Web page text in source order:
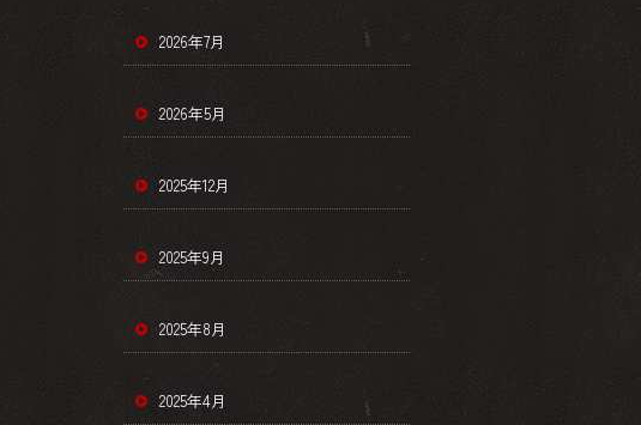
2026年7月
2026年5月
2025年12月
2025年9月
2025年8月
2025年4月